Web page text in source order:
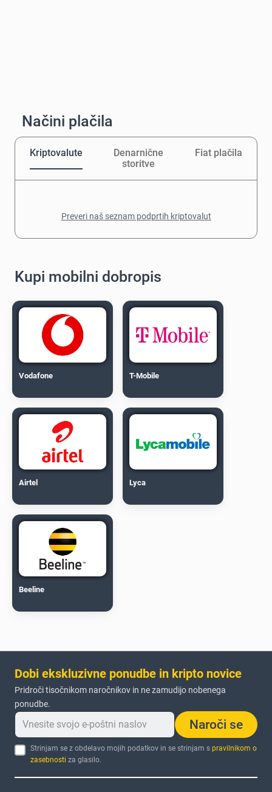
Načini plačila
Kriptovalute
Denarnične
storitve
Fiat plačila
Preveri naš seznam podprtih kriptovalut
Kupi mobilni dobropis
Vodafone T-Mobile
Airtel Lyca
Beeline
Dobi ekskluzivne ponudbe in kripto novice
Pridroči tisočnikom naročnikov in ne zamudijo nobenega
ponudbe.
Naroči se
Strinjam se z obdelavo mojih podatkov in se strinjam spravilnikom o
zasebnosti za glasilo.